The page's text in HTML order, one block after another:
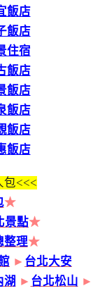
飯店
飯店
住宿
飯店
飯店
飯店
飯店
飯店
包<<<
★
景點★
整理★
► 台北大安
湖 ► 台北松山 ►